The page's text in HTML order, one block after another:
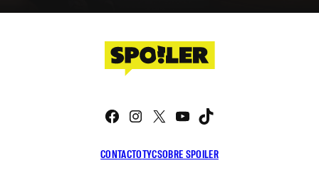
CONTACTOTYCSOBRE SPOILER
Facebook
Instagram
X YouTube